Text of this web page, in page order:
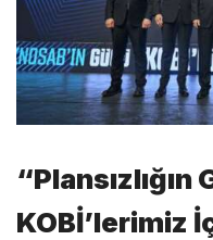
KOBİ’lerimiz